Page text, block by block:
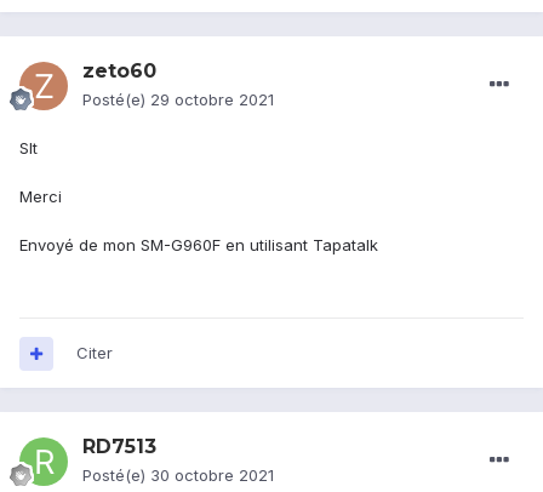
zeto60
Posté(e) 29 octobre 2021
Slt
Merci
Envoyé de mon SM-G960F en utilisant Tapatalk
Citer
RD7513
Posté(e) 30 octobre 2021